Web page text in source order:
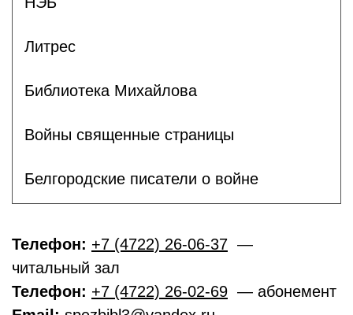
Литрес
Библиотека Михайлова
Войны священные страницы
Белгородские писатели о войне
Телефон: +7 (4722) 26-06-37 —
читальный зал
Телефон: +7 (4722) 26-02-69 — абонемент